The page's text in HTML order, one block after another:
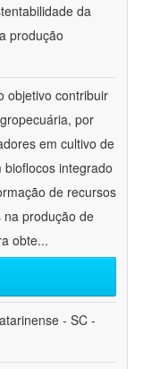
da
produção
objetivo contribuir
por
em cultivo de
integrado
de recursos
na produção de
obte...
- SC -